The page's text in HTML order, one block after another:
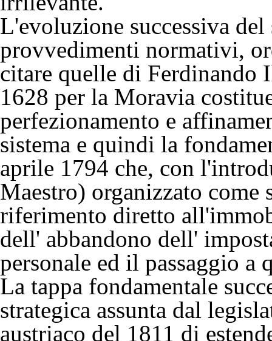
L'evoluzione successiva
provvedimenti normativi,
citare quelle di Ferdinando
1628 per la Moravia
perfezionamento e
sistema e quindi la
aprile 1794 che, con
Maestro) organizzato
riferimento diretto
dell' abbandono dell'
personale ed il passaggio a
La tappa fondamentale
strategica assunta dal
austriaco del 1811 di